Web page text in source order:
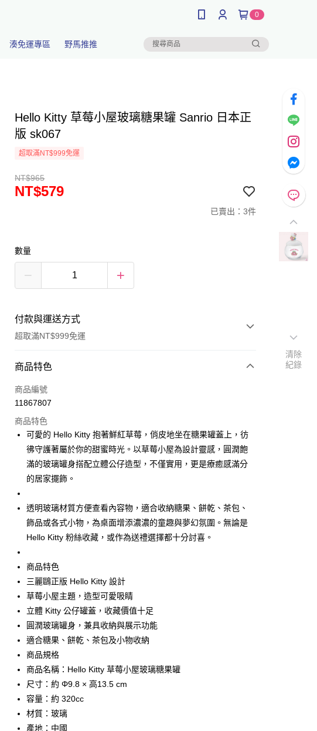
0
湊免運專區 野馬推推
Hello Kitty 草莓小屋玻璃糖果罐 Sanrio 日本正
版 sk067
超取滿NT$999免運
NT$965
NT$579
已賣出：3件
數量
付款與運送方式
超取滿NT$999免運
付款方式
信用卡一次付款
3 期 0 利率 每期NT$193 21家銀行
合作金庫商業銀行
第一商業銀行
華南商業銀行
彰化商業銀行
國泰世華商業銀行
匯豐（台灣）商業銀行
華泰商業銀行
聯邦商業銀行
遠東國際商業銀行
元大商業銀行
永豐商業銀行
台灣樂天信用卡公司
超商取貨付款
Apple Pay
悠遊付
ATM付款
全家取貨付款
每筆NT$65，滿NT$999(含以上)免運費
付款後全家取貨
每筆NT$65，滿NT$999(含以上)免運費
7-11取貨付款
商品特色
商品編號
11867807
商品特色
可愛的 Hello Kitty 抱著鮮紅草莓，俏皮地坐在糖果罐蓋上，彷
彿守護著屬於你的甜蜜時光。以草莓小屋為設計靈感，圓潤飽
滿的玻璃罐身搭配立體公仔造型，不僅實用，更是療癒感滿分
的居家擺飾。
透明玻璃材質方便查看內容物，適合收納糖果、餅乾、茶包、
飾品或各式小物，為桌面增添濃濃的童趣與夢幻氛圍。無論是
Hello Kitty 粉絲收藏，或作為送禮選擇都十分討喜。
商品特色
三麗鷗正版 Hello Kitty 設計
草莓小屋主題，造型可愛吸睛
立體 Kitty 公仔罐蓋，收藏價值十足
圓潤玻璃罐身，兼具收納與展示功能
適合糖果、餅乾、茶包及小物收納
商品規格
商品名稱：Hello Kitty 草莓小屋玻璃糖果罐
尺寸：約 Φ9.8 × 高13.5 cm
容量：約 320cc
材質：玻璃
產地：中國
清除
紀錄